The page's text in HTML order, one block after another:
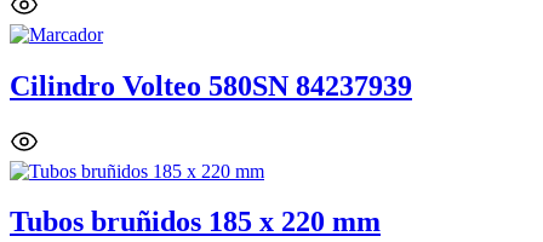
Cilindro Volteo 580SN 84237939
Tubos bruñidos 185 x 220 mm